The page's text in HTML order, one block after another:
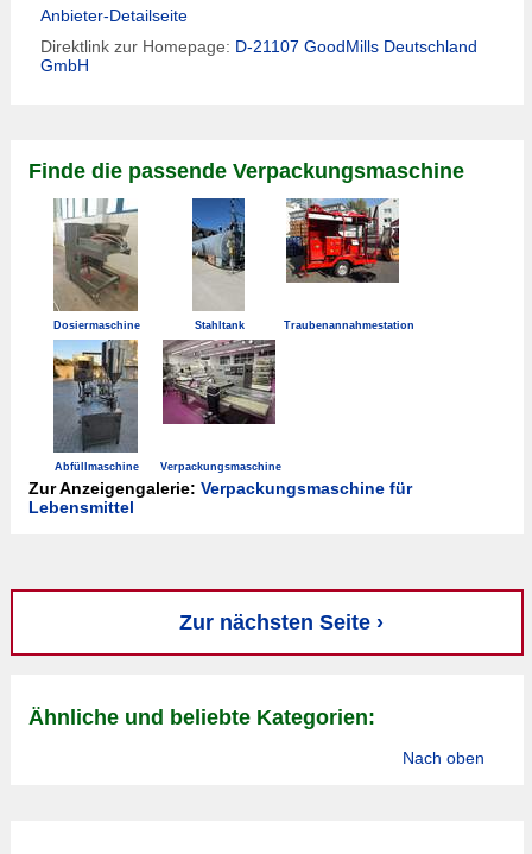
Anbieter-Detailseite
Direktlink zur Homepage: D-21107 GoodMills Deutschland
GmbH
Finde die passende Verpackungsmaschine
Dosiermaschine Stahltank Traubenannahmestation
Abfüllmaschine Verpackungsmaschine
Zur Anzeigengalerie: Verpackungsmaschine für
Lebensmittel
Zur nächsten Seite ›
Ähnliche und beliebte Kategorien:
Nach oben